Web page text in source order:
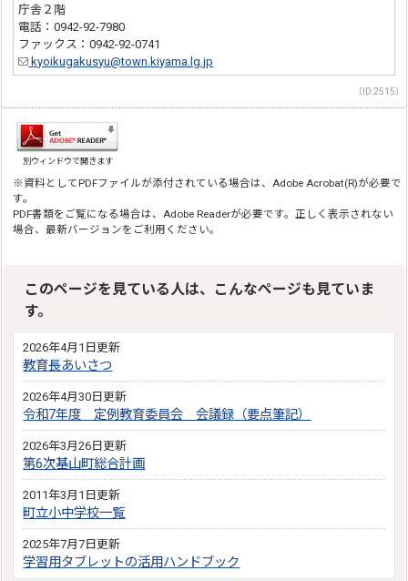
庁舎２階
電話：0942-92-7980
ファックス：0942-92-0741
kyoikugakusyu@town.kiyama.lg.jp
（ID:2515）
別ウィンドウで開きます
※資料としてPDFファイルが添付されている場合は、Adobe Acrobat(R)が必要で
す。
PDF書類をご覧になる場合は、Adobe Readerが必要です。正しく表示されない
場合、最新バージョンをご利用ください。
このページを見ている人は、こんなページも見ていま
す。
2026年4月1日更新
教育長あいさつ
2026年4月30日更新
令和7年度 定例教育委員会 会議録（要点筆記）
2026年3月26日更新
第6次基山町総合計画
2011年3月1日更新
町立小中学校一覧
2025年7月7日更新
学習用タブレットの活用ハンドブック